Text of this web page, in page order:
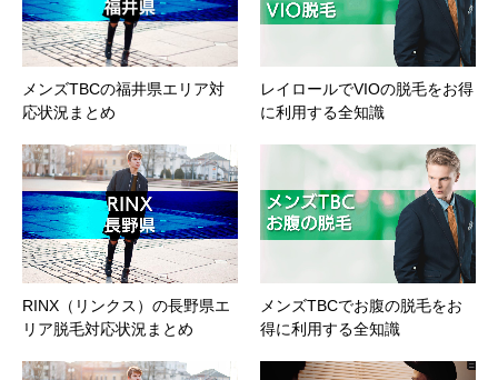
メンズTBCの福井県エリア対
応状況まとめ
レイロールでVIOの脱毛をお得
に利用する全知識
RINX（リンクス）の長野県エ
リア脱毛対応状況まとめ
メンズTBCでお腹の脱毛をお
得に利用する全知識